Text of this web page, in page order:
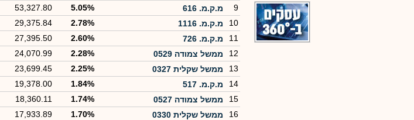
9
מ.ק.מ. 616 5.05%
53,327.80
10
מ.ק.מ. 1116 2.78%
29,375.84
11
מ.ק.מ. 726 2.60%
27,395.50
12
ממשל צמודה 0529 2.28%
24,070.99
13
ממשל שקלית 0327 2.25%
23,699.45
14
מ.ק.מ. 517 1.84%
19,378.00
15
ממשל צמודה 0527 1.74%
18,360.11
16
ממשל שקלית 0330 1.70%
17,933.89